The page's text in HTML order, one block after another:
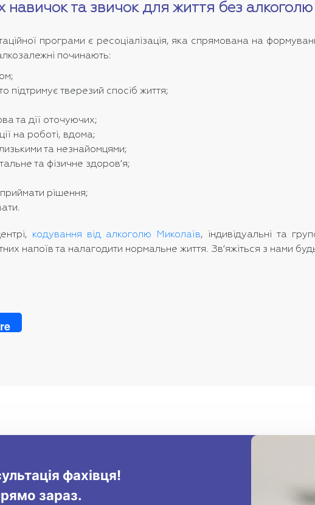
навичок та звичок для життя без алкоголю
програми є ресоціалізація, яка спрямована на
починають:
підтримує тверезий спосіб життя;
та дії оточуючих;
на роботі, вдома;
та незнайомцями;
та фізичне здоров’я;
рішення;
кодування від алкоголю Миколаїв, індивідуальні та
напоїв та налагодити нормальне життя. Зв’яжіться з нами
фахівця!
зараз.